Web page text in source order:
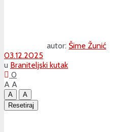
autor: Šime Žunić
03.12.2025
u Braniteljski kutak
0
A A
A
A
Resetiraj